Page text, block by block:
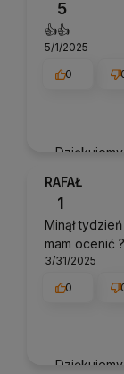
wysiłki -
- do
możemy
świetnym
5
👍️👍️
5/1/2025
0
RAFAŁ
1
Minął
mam ocenić
3/31/2025
0